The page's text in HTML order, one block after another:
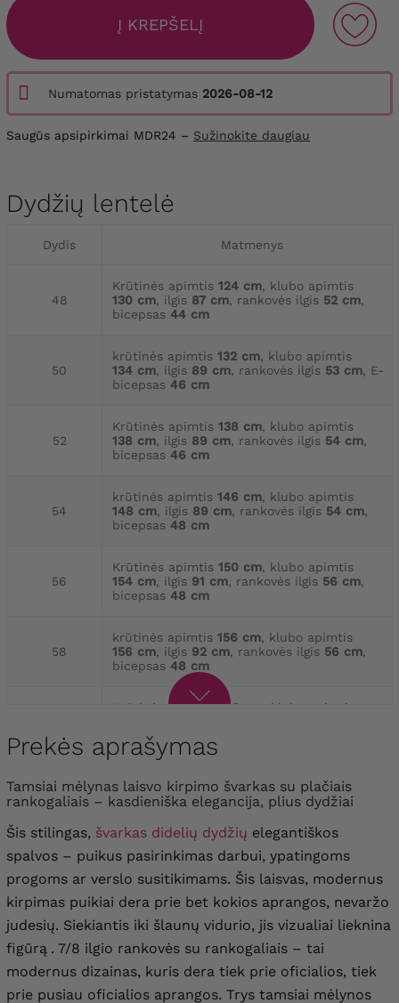
Į KREPŠELĮ
Numatomas pristatymas 2026-08-12
Saugūs apsipirkimai MDR24 – Sužinokite daugiau
Dydžių lentelė
Dydis Matmenys
48
Krūtinės apimtis 124 cm, klubo apimtis
130 cm, ilgis 87 cm, rankovės ilgis 52 cm,
bicepsas 44 cm
50
krūtinės apimtis 132 cm, klubo apimtis
134 cm, ilgis 89 cm, rankovės ilgis 53 cm, E-
bicepsas 46 cm
52
Krūtinės apimtis 138 cm, klubo apimtis
138 cm, ilgis 89 cm, rankovės ilgis 54 cm,
bicepsas 46 cm
54
krūtinės apimtis 146 cm, klubo apimtis
148 cm, ilgis 89 cm, rankovės ilgis 54 cm,
bicepsas 48 cm
56
Krūtinės apimtis 150 cm, klubo apimtis
154 cm, ilgis 91 cm, rankovės ilgis 56 cm,
bicepsas 48 cm
58
krūtinės apimtis 156 cm, klubo apimtis
156 cm, ilgis 92 cm, rankovės ilgis 56 cm,
bicepsas 48 cm
Krūtinės apimtis 160 cm
, klubo apimtis
bicepsas
62
Krūtinės apimtis 164 cm
, klubo apimtis
166 cm, ilgis 95 cm, rankovės ilgis 56 cm
bicepsas 54 cm
Prekės aprašymas
Tamsiai mėlynas laisvo kirpimo švarkas su plačiais
rankogaliais – kasdieniška elegancija, plius dydžiai
Šis stilingas, švarkas didelių dydžių elegantiškos
spalvos – puikus pasirinkimas darbui, ypatingoms
progoms ar verslo susitikimams. Šis laisvas, modernus
kirpimas puikiai dera prie bet kokios aprangos, nevaržo
judesių. Siekiantis iki šlaunų vidurio, jis vizualiai lieknina
figūrą . 7/8 ilgio rankovės su rankogaliais – tai
modernus dizainas, kuris dera tiek prie oficialios, tiek
prie pusiau oficialios aprangos. Trys tamsiai mėlynos